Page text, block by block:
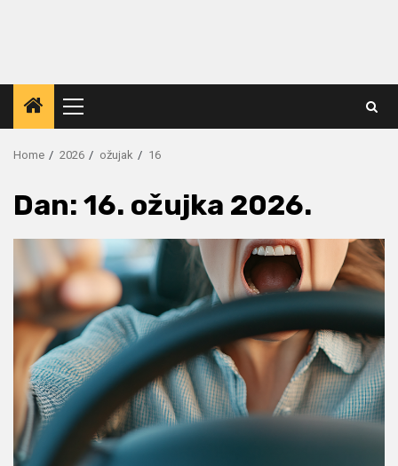
Primary
Menu
Home 2026 ožujak 16
Dan: 16. ožujka 2026.